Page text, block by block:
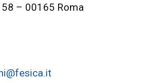
58 – 00165 Roma